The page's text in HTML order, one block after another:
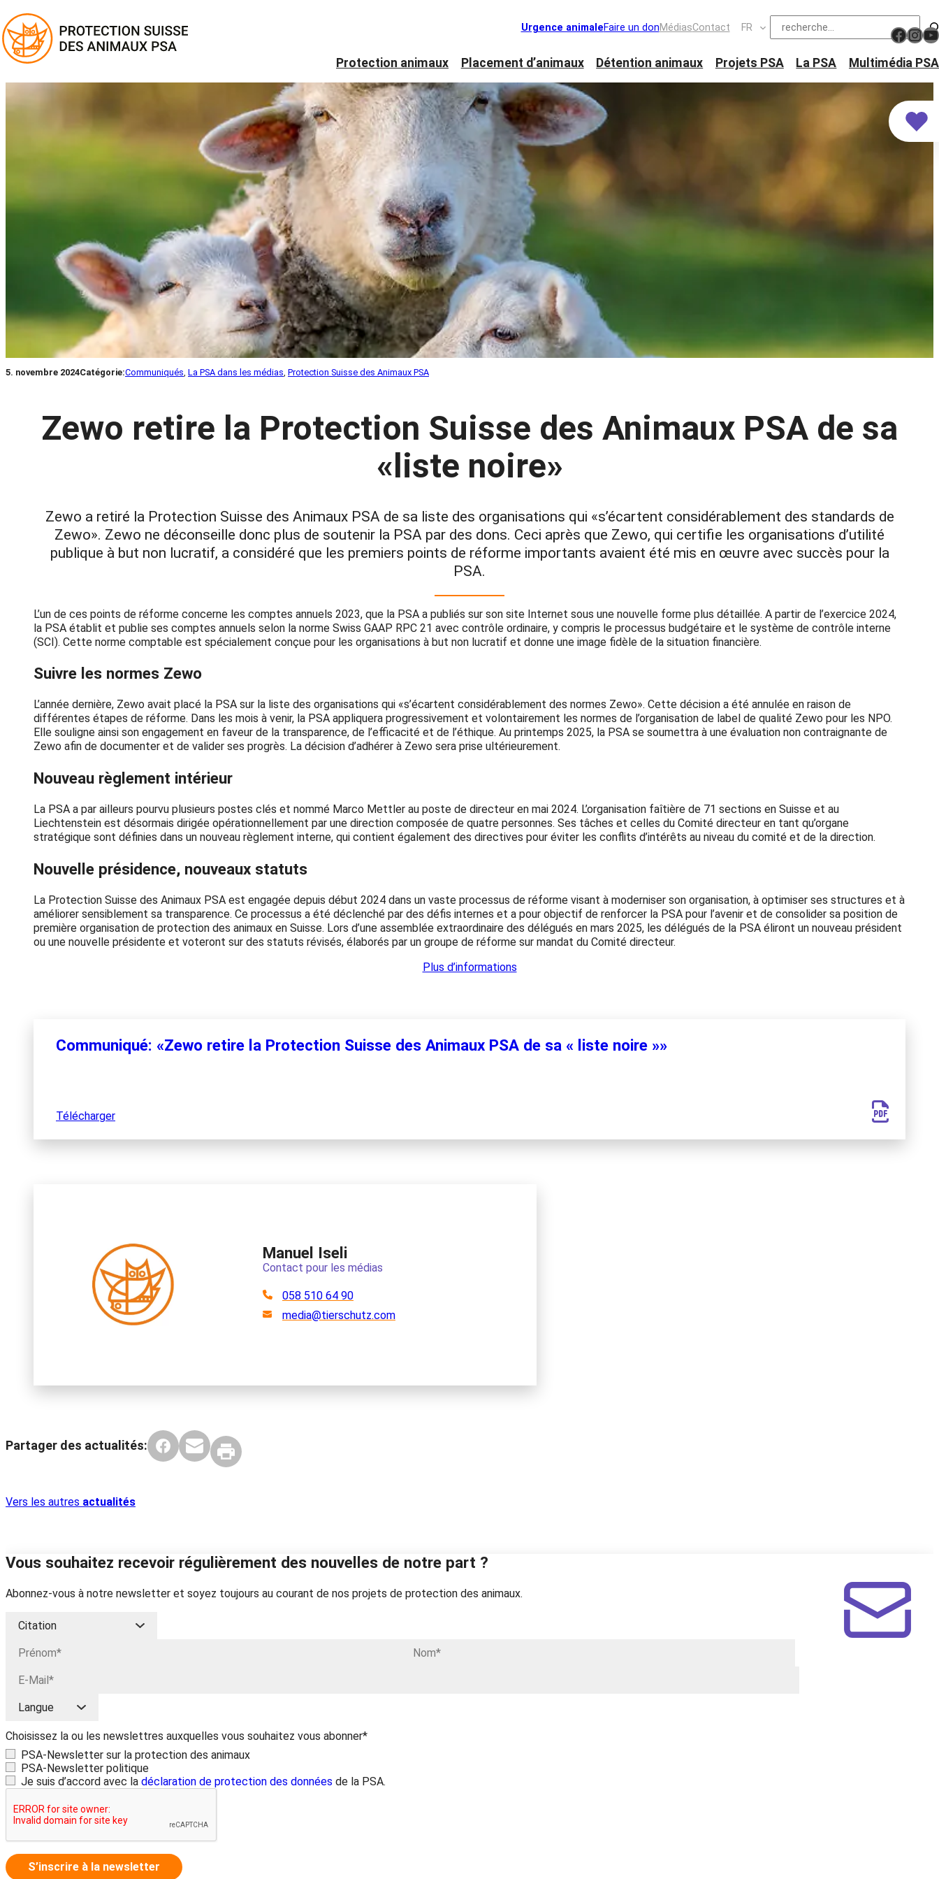
Urgence animaleFaire un donMédiasContact FR
Suchen
https://www.facebook.com/
Protection animaux Placement d’animaux Détention animaux Projets PSA La PSA Multimédia PSA
5. novembre 2024Catégorie:Communiqués La PSA dans les médias Protection Suisse des Animaux PSA
Zewo retire la Protection Suisse des Animaux PSA de sa
«liste noire»
Zewo a retiré la Protection Suisse des Animaux PSA de sa liste des organisations qui «s’écartent considérablement des standards de
Zewo». Zewo ne déconseille donc plus de soutenir la PSA par des dons. Ceci après que Zewo, qui certifie les organisations d’utilité
publique à but non lucratif, a considéré que les premiers points de réforme importants avaient été mis en œuvre avec succès pour la
PSA.
L’un de ces points de réforme concerne les comptes annuels 2023, que la PSA a publiés sur son site Internet sous une nouvelle forme plus détaillée. A partir de l’exercice 2024,
la PSA établit et publie ses comptes annuels selon la norme Swiss GAAP RPC 21 avec contrôle ordinaire, y compris le processus budgétaire et le système de contrôle interne
(SCI). Cette norme comptable est spécialement conçue pour les organisations à but non lucratif et donne une image fidèle de la situation financière.
Suivre les normes Zewo
L’année dernière, Zewo avait placé la PSA sur la liste des organisations qui «s’écartent considérablement des normes Zewo». Cette décision a été annulée en raison de
différentes étapes de réforme. Dans les mois à venir, la PSA appliquera progressivement et volontairement les normes de l’organisation de label de qualité Zewo pour les NPO.
Elle souligne ainsi son engagement en faveur de la transparence, de l’efficacité et de l’éthique. Au printemps 2025, la PSA se soumettra à une évaluation non contraignante de
Zewo afin de documenter et de valider ses progrès. La décision d’adhérer à Zewo sera prise ultérieurement.
Nouveau règlement intérieur
La PSA a par ailleurs pourvu plusieurs postes clés et nommé Marco Mettler au poste de directeur en mai 2024. L’organisation faîtière de 71 sections en Suisse et au
Liechtenstein est désormais dirigée opérationnellement par une direction composée de quatre personnes. Ses tâches et celles du Comité directeur en tant qu’organe
stratégique sont définies dans un nouveau règlement interne, qui contient également des directives pour éviter les conflits d’intérêts au niveau du comité et de la direction.
Nouvelle présidence, nouveaux statuts
La Protection Suisse des Animaux PSA est engagée depuis début 2024 dans un vaste processus de réforme visant à moderniser son organisation, à optimiser ses structures et à
améliorer sensiblement sa transparence. Ce processus a été déclenché par des défis internes et a pour objectif de renforcer la PSA pour l’avenir et de consolider sa position de
première organisation de protection des animaux en Suisse. Lors d’une assemblée extraordinaire des délégués en mars 2025, les délégués de la PSA éliront un nouveau président
ou une nouvelle présidente et voteront sur des statuts révisés, élaborés par un groupe de réforme sur mandat du Comité directeur.
Plus d’informations
Communiqué: «Zewo retire la Protection Suisse des Animaux PSA de sa « liste noire »»
Télécharger
Manuel Iseli
Contact pour les médias
058 510 64 90
media@tierschutz.com
Partager des actualités:
Vers les autres actualités
Vous souhaitez recevoir régulièrement des nouvelles de notre part ?
Abonnez-vous à notre newsletter et soyez toujours au courant de nos projets de protection des animaux.
Choisissez la ou les newslettres auxquelles vous souhaitez vous abonner*
PSA-Newsletter sur la protection des animaux
PSA-Newsletter politique
Je suis d’accord avec la déclaration de protection des données de la PSA.
S’inscrire à la newsletter